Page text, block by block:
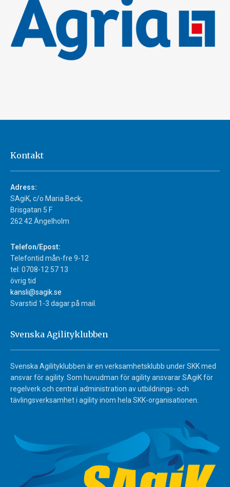
Kontakt
Adress:
SAgiK, c/o Maria Beck,
Brisgatan 5 F
262 42 Ängelholm
Telefon/Epost:
Telefontid mån-fre 9-12
tel: 0708-12 57 13
övrig tid
kansli@sagik.se
Svarstid 1-3 dagar på mail.
Svenska Agilityklubben
Svenska Agilityklubben är en verksamhetsklubb under SKK med
ansvar för agility. Som huvudman för agility ansvarar SAgiK för
regelverk och central administration av utbildnings- och
tävlingsverksamhet i agility inom hela SKK-organisationen.